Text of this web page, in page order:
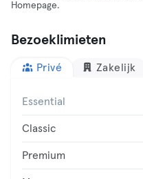
Homepage.
Bezoeklimieten
Privé Zakelijk
Essential
Classic
Premium